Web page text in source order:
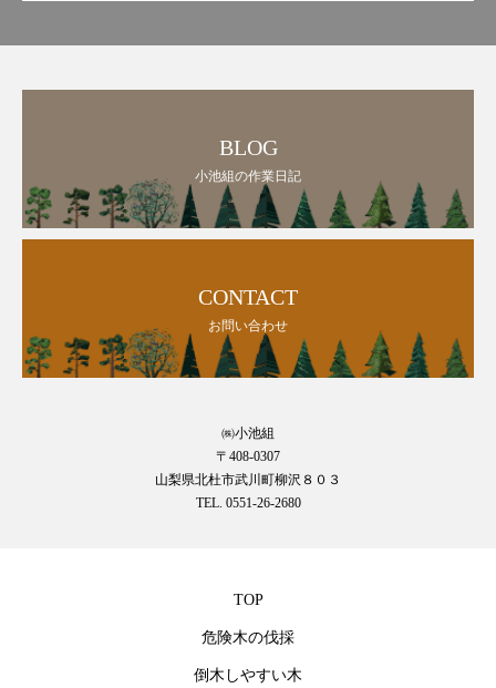
BLOG
小池組の作業日記
CONTACT
お問い合わせ
㈱小池組
〒408-0307
山梨県北杜市武川町柳沢８０３
TEL. 0551-26-2680
TOP
危険木の伐採
倒木しやすい木